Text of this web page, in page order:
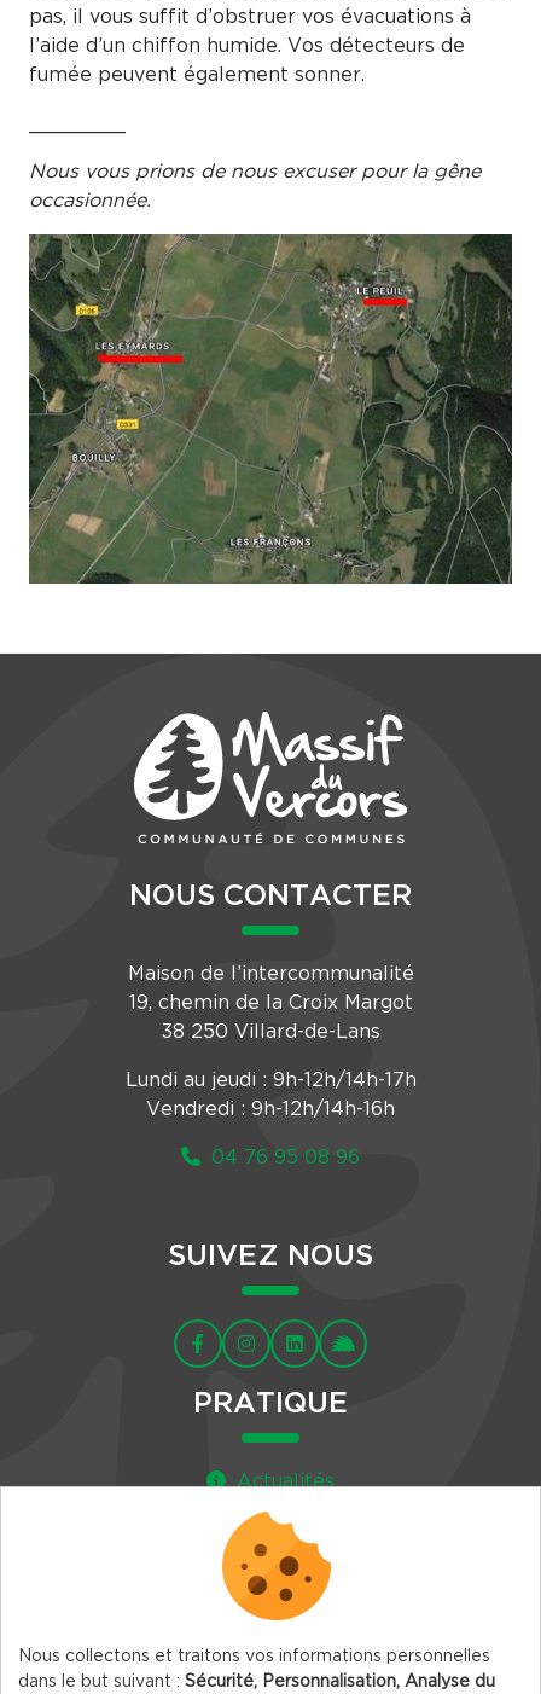
pas, il vous suffit d’obstruer vos évacuations à
l’aide d’un chiffon humide. Vos détecteurs de
fumée peuvent également sonner.
Nous vous prions de nous excuser pour la gêne
occasionnée.
NOUS CONTACTER
Maison de l’intercommunalité
19, chemin de la Croix Margot
38 250 Villard-de-Lans
Lundi au jeudi : 9h-12h/14h-17h
Vendredi : 9h-12h/14h-16h
04 76 95 08 96
SUIVEZ NOUS
PRATIQUE
Actualités
Agenda
Newsletter
Nous collectons et traitons vos informations personnelles
dans le but suivant : Sécurité, Personnalisation, Analyse du